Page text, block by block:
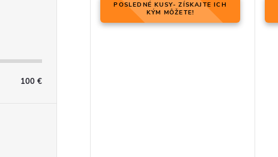
100 €
POSLEDNÉ KUSY- ZÍSKAJTE ICH
KÝM MÔŽETE!